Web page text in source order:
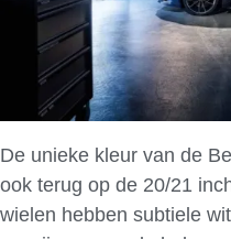
De unieke kleur van de
ook terug op de 20/21
wielen hebben subtiele